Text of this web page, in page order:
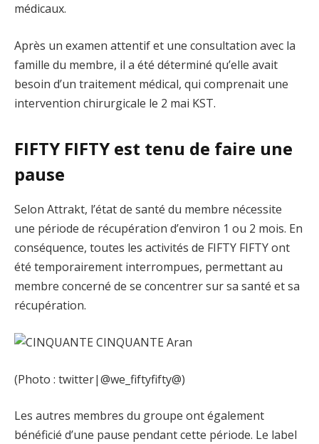
médicaux.
Après un examen attentif et une consultation avec la
famille du membre, il a été déterminé qu’elle avait
besoin d’un traitement médical, qui comprenait une
intervention chirurgicale le 2 mai KST.
FIFTY FIFTY est tenu de faire une
pause
Selon Attrakt, l’état de santé du membre nécessite
une période de récupération d’environ 1 ou 2 mois. En
conséquence, toutes les activités de FIFTY FIFTY ont
été temporairement interrompues, permettant au
membre concerné de se concentrer sur sa santé et sa
récupération.
(Photo : twitter|@we_fiftyfifty@)
Les autres membres du groupe ont également
bénéficié d’une pause pendant cette période. Le label